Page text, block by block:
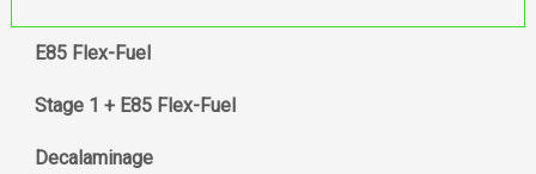
E85 Flex-Fuel
Stage 1 + E85 Flex-Fuel
Decalaminage